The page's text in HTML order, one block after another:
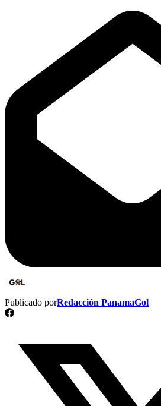
Publicado porRedacción PanamaGol